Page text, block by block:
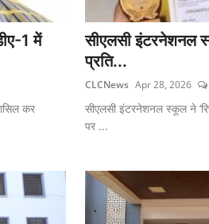
1 में
कर
सीएलसी इंटरनेशनल
प्रति...
CLCNews Apr 28, 2026
सीएलसी इंटरनेशनल स्कूल ने
पर ...